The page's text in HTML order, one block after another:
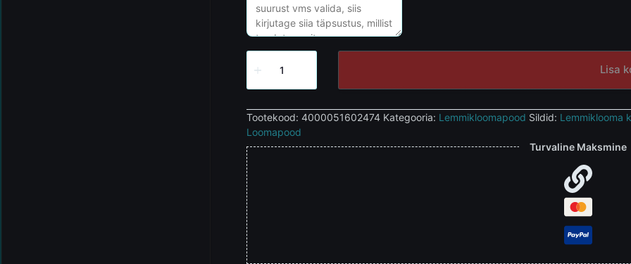
Lisa
Tootekood:4000051602474 Kategooria: Lemmikloomapood Sildid: Lemmiklooma
Loomapood
Turvaline Maksmine